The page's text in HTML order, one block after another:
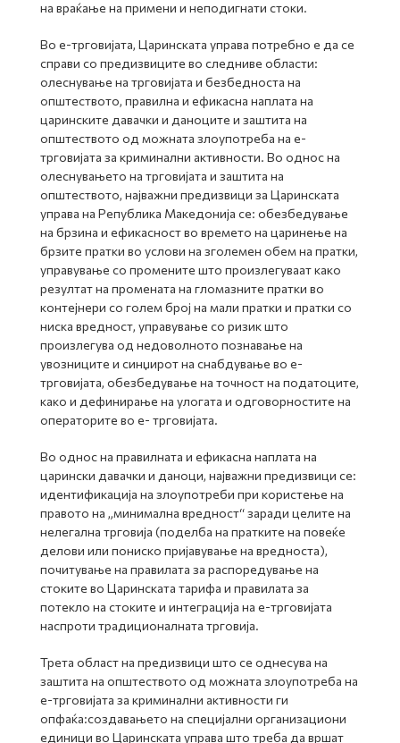
на враќање на примени и неподигнати стоки.
Во е-трговијата, Царинската управа потребно е да се
справи со предизвиците во следниве области:
олеснување на трговијата и безбедноста на
општеството, правилна и ефикасна наплата на
царинските давачки и даноците и заштита на
општеството од можната злоупотреба на е-
трговијата за криминални активности. Во однос на
олеснувањето на трговијата и заштита на
општеството, најважни предизвици за Царинската
управа на Република Македонија се: обезбедување
на брзина и ефикасност во времето на царинење на
брзите пратки во услови на зголемен обем на пратки,
управување со промените што произлегуваат како
резултат на промената на гломазните пратки во
контејнери со голем број на мали пратки и пратки со
ниска вредност, управување со ризик што
произлегува од недоволното познавање на
увозниците и синџирот на снабдување во е-
трговијата, обезбедување на точност на податоците,
како и дефинирање на улогата и одговорностите на
операторите во е- трговијата.
Во однос на правилната и ефикасна наплата на
царински давачки и даноци, најважни предизвици се:
идентификација на злоупотреби при користење на
правото на „минимална вредност“ заради целите на
нелегална трговија (поделба на пратките на повеќе
делови или пониско пријавување на вредноста),
почитување на правилата за распоредување на
стоките во Царинската тарифа и правилата за
потекло на стоките и интеграција на е-трговијата
наспроти традиционалната трговија.
Трета област на предизвици што се однесува на
заштита на општеството од можната злоупотреба на
е-трговијата за криминални активности ги
опфаќа:создавањето на специјални организациони
единици во Царинската управа што треба да вршат